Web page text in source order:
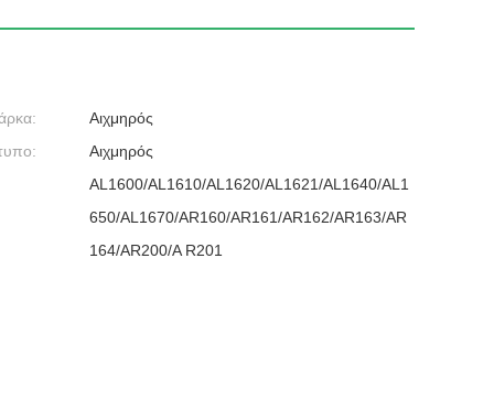
Αιχμηρός
Αιχμηρός
AL1600/AL1610/AL1620/AL1621/AL1640/AL1
650/AL1670/AR160/AR161/AR162/AR163/AR
164/AR200/A R201